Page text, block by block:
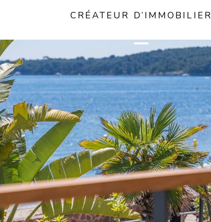
CRÉATEUR D’IMMOBILIER